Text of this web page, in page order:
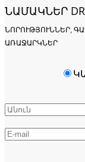
ՆԱՄԱԿՆԵՐ
ՆՈՐՈՒԹՅՈՒՆՆԵՐ,
ՌԱՋԱՐԿՆԵՐ